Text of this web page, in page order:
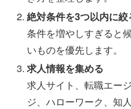
絶対条件を3つ以内に絞
条件を増やしすぎると
いものを優先します。
求人情報を集める
求人サイト、転職エー
ジ、ハローワーク、知